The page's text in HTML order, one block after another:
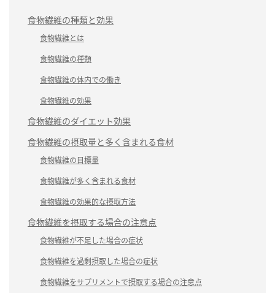
食物繊維の種類と効果
食物繊維とは
食物繊維の種類
食物繊維の体内での働き
食物繊維の効果
食物繊維のダイエット効果
食物繊維の摂取量と多く含まれる食材
食物繊維の目標量
食物繊維が多く含まれる食材
食物繊維の効果的な摂取方法
食物繊維を摂取する場合の注意点
食物繊維が不足した場合の症状
食物繊維を過剰摂取した場合の症状
食物繊維をサプリメントで摂取する場合の注意点